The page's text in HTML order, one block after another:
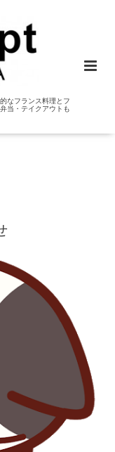
なフランス料理とフ
当・テイクアウトも